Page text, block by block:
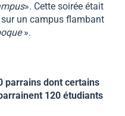
». Cette soirée était
sur un campus flambant
».
parrains dont certains
120 étudiants